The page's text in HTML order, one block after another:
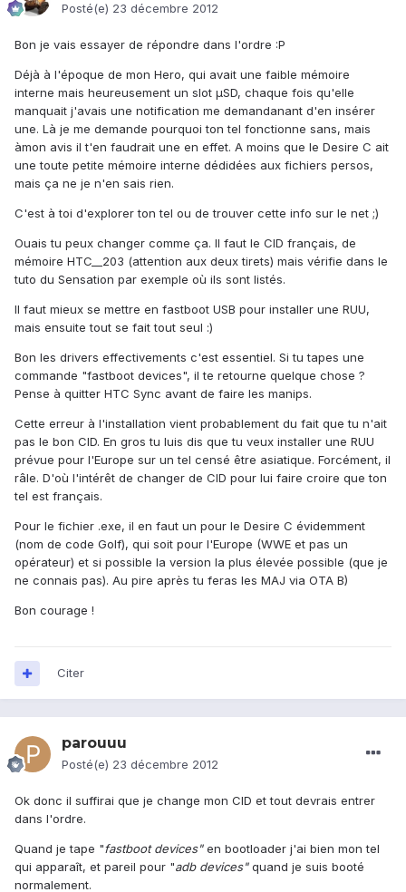
Posté(e) 23 décembre 2012
Bon je vais essayer de répondre dans l'ordre :P
Déjà à l'époque de mon Hero, qui avait une faible mémoire
interne mais heureusement un slot µSD, chaque fois qu'elle
manquait j'avais une notification me demandanant d'en insérer
une. Là je me demande pourquoi ton tel fonctionne sans, mais
àmon avis il t'en faudrait une en effet. A moins que le Desire C ait
une toute petite mémoire interne dédidées aux fichiers persos,
mais ça ne je n'en sais rien.
C'est à toi d'explorer ton tel ou de trouver cette info sur le net ;)
Ouais tu peux changer comme ça. Il faut le CID français, de
mémoire HTC__203 (attention aux deux tirets) mais vérifie dans le
tuto du Sensation par exemple où ils sont listés.
Il faut mieux se mettre en fastboot USB pour installer une RUU,
mais ensuite tout se fait tout seul :)
Bon les drivers effectivements c'est essentiel. Si tu tapes une
commande "fastboot devices", il te retourne quelque chose ?
Pense à quitter HTC Sync avant de faire les manips.
Cette erreur à l'installation vient probablement du fait que tu n'ait
pas le bon CID. En gros tu luis dis que tu veux installer une RUU
prévue pour l'Europe sur un tel censé être asiatique. Forcément, il
râle. D'où l'intérêt de changer de CID pour lui faire croire que ton
tel est français.
Pour le fichier .exe, il en faut un pour le Desire C évidemment
(nom de code Golf), qui soit pour l'Europe (WWE et pas un
opérateur) et si possible la version la plus élevée possible (que je
ne connais pas). Au pire après tu feras les MAJ via OTA B)
Bon courage !
Citer
parouuu
Posté(e) 23 décembre 2012
Ok donc il suffirai que je change mon CID et tout devrais entrer
dans l'ordre.
Quand je tape "fastboot devices"en bootloader j'ai bien mon tel
qui apparaît, et pareil pour "adb devices"quand je suis booté
normalement.